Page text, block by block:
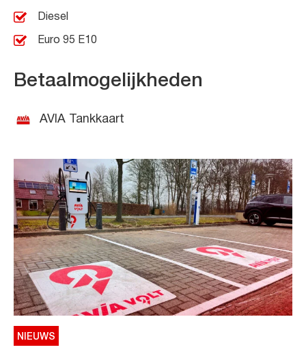
Diesel
Euro 95 E10
Betaalmogelijkheden
AVIA Tankkaart
NIEUWS